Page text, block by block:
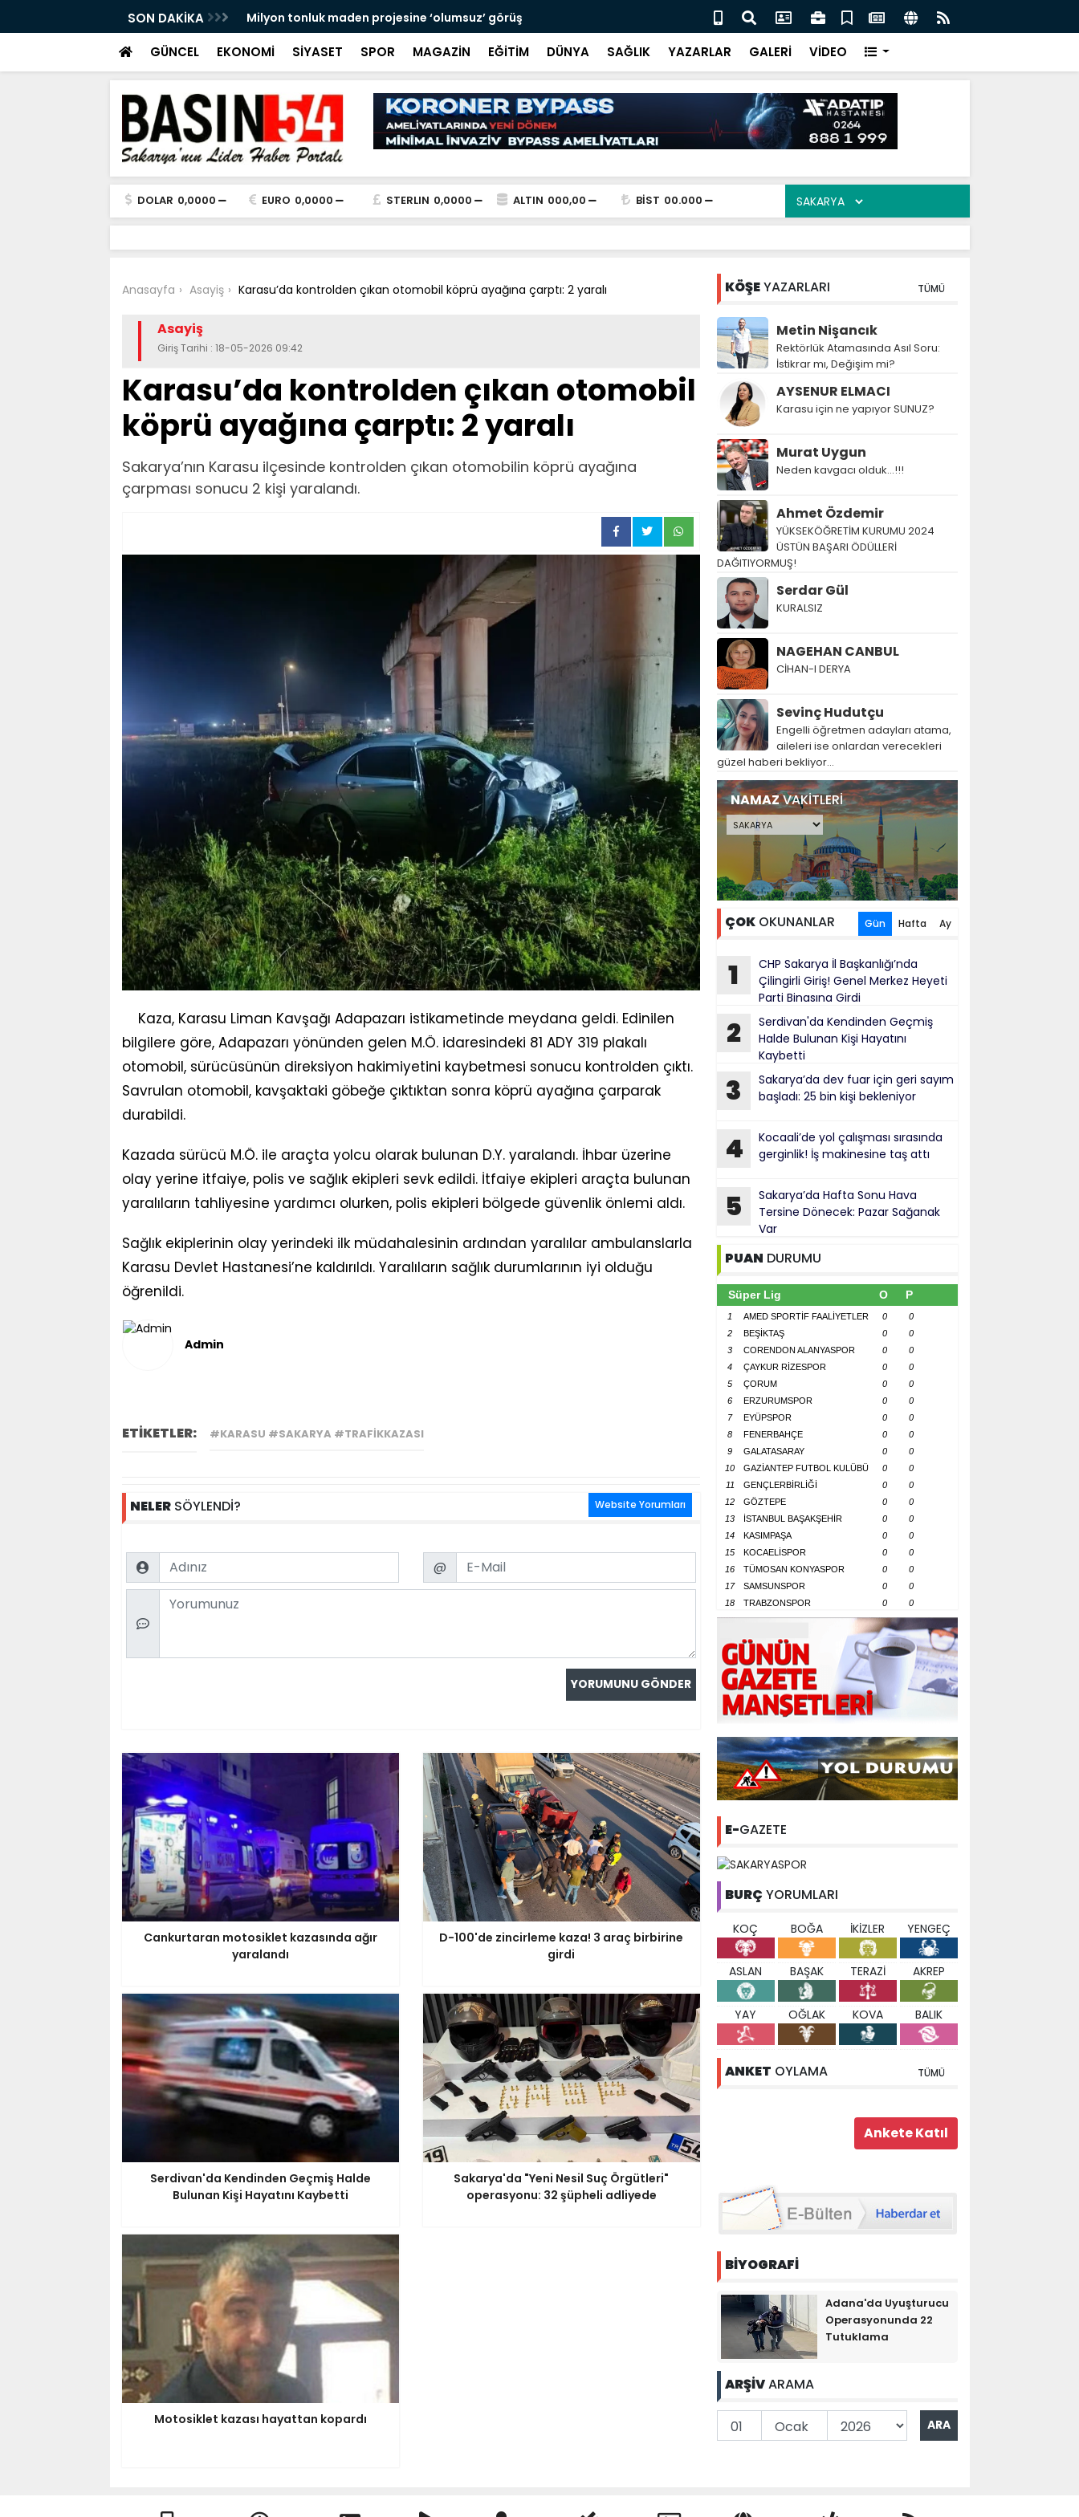
SON DAKİKA 500 metrelik kaçak ağ ele geçirildi Manolya Sokak’ta 17 Ağustos’un izleri: Eski yapılar dikkat çekiyor
GÜNCEL EKONOMİ SİYASET SPOR MAGAZİN EĞİTİM DÜNYA SAĞLIK YAZARLAR GALERİ VİDEO
DOLAR 0,0000 EURO 0,0000 STERLIN 0,0000 ALTIN 000,00 BİST 00.000
Anasayfa Asayiş Karasu’da kontrolden çıkan otomobil köprü ayağına çarptı: 2 yaralı
Asayiş
Giriş Tarihi : 18-05-2026 09:42
Karasu’da kontrolden çıkan otomobil
köprü ayağına çarptı: 2 yaralı
Sakarya’nın Karasu ilçesinde kontrolden çıkan otomobilin köprü ayağına
çarpması sonucu 2 kişi yaralandı.
Kaza, Karasu Liman Kavşağı Adapazarı istikametinde meydana geldi. Edinilen
bilgilere göre, Adapazarı yönünden gelen M.Ö. idaresindeki 81 ADY 319 plakalı
otomobil, sürücüsünün direksiyon hakimiyetini kaybetmesi sonucu kontrolden çıktı.
Savrulan otomobil, kavşaktaki göbeğe çıktıktan sonra köprü ayağına çarparak
durabildi.
Kazada sürücü M.Ö. ile araçta yolcu olarak bulunan D.Y. yaralandı. İhbar üzerine
olay yerine itfaiye, polis ve sağlık ekipleri sevk edildi. İtfaiye ekipleri araçta bulunan
yaralıların tahliyesine yardımcı olurken, polis ekipleri bölgede güvenlik önlemi aldı.
Sağlık ekiplerinin olay yerindeki ilk müdahalesinin ardından yaralılar ambulanslarla
Karasu Devlet Hastanesi’ne kaldırıldı. Yaralıların sağlık durumlarının iyi olduğu
öğrenildi.
Admin
ETİKETLER: #KARASU #SAKARYA #TRAFIKKAZASI
NELERSÖYLENDİ? Website Yorumları
Name Email
@
Comment
Cankurtaran motosiklet kazasında ağır
yaralandı
D-100'de zincirleme kaza! 3 araç birbirine
girdi
Serdivan'da Kendinden Geçmiş Halde
Bulunan Kişi Hayatını Kaybetti
Sakarya'da "Yeni Nesil Suç Örgütleri"
operasyonu: 32 şüpheli adliyede
Motosiklet kazası hayattan kopardı
KÖŞEYAZARLARI TÜMÜ
Metin Nişancık
Rektörlük Atamasında Asıl Soru:
İstikrar mı, Değişim mi?
AYSENUR ELMACI
Karasu için ne yapıyor SUNUZ?
Murat Uygun
Neden kavgacı olduk…!!!
Ahmet Özdemir
YÜKSEKÖĞRETİM KURUMU 2024
ÜSTÜN BAŞARI ÖDÜLLERİ
DAĞITIYORMUŞ!
Serdar Gül
KURALSIZ
NAGEHAN CANBUL
CİHAN-I DERYA
Sevinç Hudutçu
Engelli öğretmen adayları atama,
aileleri ise onlardan verecekleri
güzel haberi bekliyor...
NAMAZVAKİTLERİ
ÇOKOKUNANLAR Gün Hafta Ay
1
CHP Sakarya İl Başkanlığı’nda
Çilingirli Giriş! Genel Merkez Heyeti
Parti Binasına Girdi
2
Serdivan'da Kendinden Geçmiş
Halde Bulunan Kişi Hayatını
Kaybetti
3
Sakarya’da dev fuar için geri sayım
başladı: 25 bin kişi bekleniyor
4
Kocaali’de yol çalışması sırasında
gerginlik! İş makinesine taş attı
5
Sakarya’da Hafta Sonu Hava
Tersine Dönecek: Pazar Sağanak
Var
PUAN DURUMU
Süper Lig O P
1 AMED SPORTİF FAALİYETLER 0
0
2
BEŞİKTAŞ 0
0
3
CORENDON ALANYASPOR 0
0
4
ÇAYKUR RİZESPOR 0
0
5
ÇORUM 0
0
6
ERZURUMSPOR 0
0
7
EYÜPSPOR 0
0
8
FENERBAHÇE 0
0
9
GALATASARAY 0
0
10
GAZİANTEP FUTBOL KULÜBÜ 0
0
11
GENÇLERBİRLİĞİ 0
0
12
GÖZTEPE 0
0
13
İSTANBUL BAŞAKŞEHİR 0
0
14
KASIMPAŞA 0
0
15
KOCAELİSPOR 0
0
16
TÜMOSAN KONYASPOR 0
0
17
SAMSUNSPOR 0
0
18
TRABZONSPOR 0 0
E-GAZETE
BURÇ YORUMLARI
KOÇ BOĞA İKİZLER YENGEÇ
ASLAN BAŞAK TERAZİ AKREP
YAY OĞLAK KOVA BALIK
ANKET OYLAMA TÜMÜ
BİYOGRAFİ
Adana'da Uyuşturucu
Operasyonunda 22
Tutuklama
ARŞİVARAMA